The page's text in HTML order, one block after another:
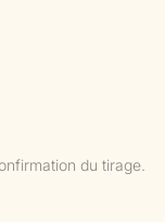
du tirage.